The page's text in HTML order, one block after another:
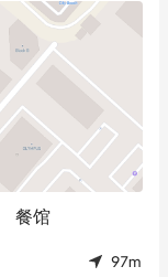
餐馆
97m